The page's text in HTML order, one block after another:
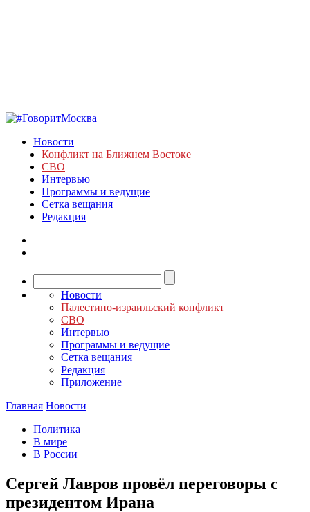
Новости
Конфликт на Ближнем Востоке
СВО
Интервью
Программы и ведущие
Сетка вещания
Редакция
Новости
Палестино-израильский конфликт
СВО
Интервью
Программы и ведущие
Сетка вещания
Редакция
Приложение
Главная Новости
Политика
В мире
В России
Сергей Лавров провёл переговоры с
президентом Ирана